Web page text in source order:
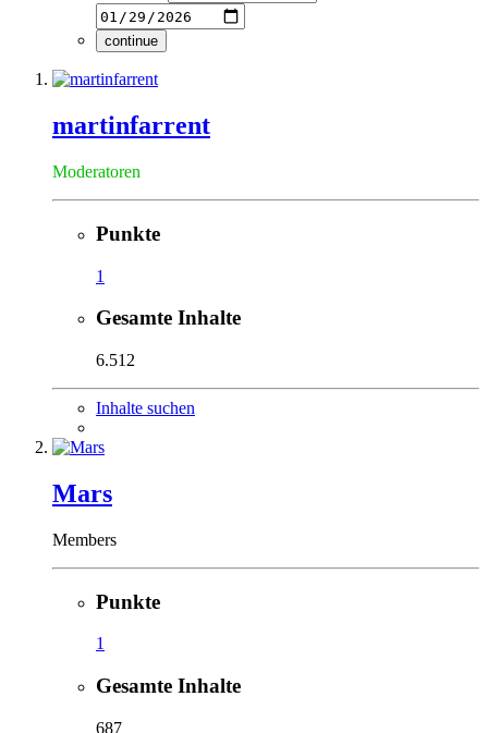
continue
martinfarrent
Moderatoren
Punkte
1
Gesamte Inhalte
6.512
Inhalte suchen
Mars
Members
Punkte
1
Gesamte Inhalte
687